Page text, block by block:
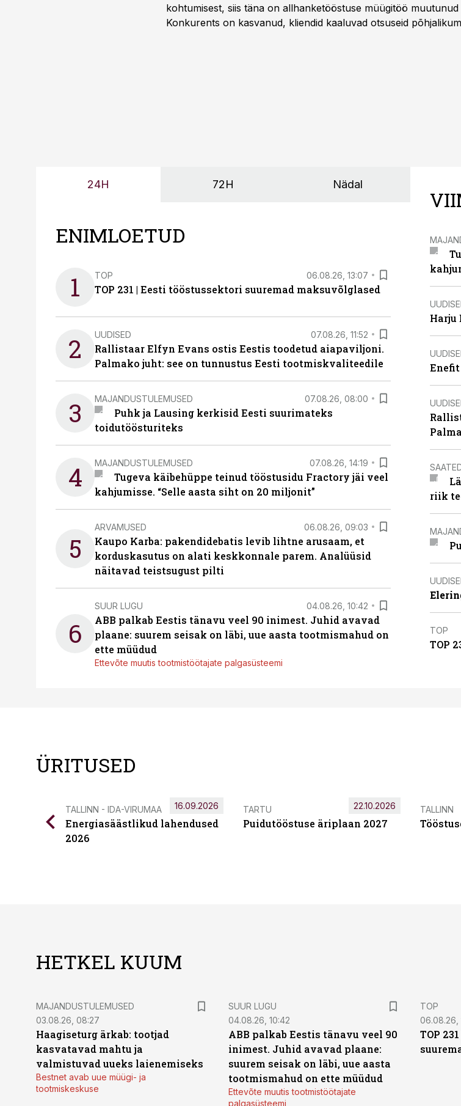
kohtumisest, siis täna on allhanketööstuse müügitöö
Konkurents on kasvanud, kliendid kaaluvad otsuseid
24H 72H Nädal
ENIMLOETUD
1 TOP 06.08.26, 13:07
TOP 231 | Eesti tööstussektori suuremad maksuvõlglased
2 UUDISED 07.08.26, 11:52
Rallistaar Elfyn Evans ostis Eestis toodetud aiapaviljoni.
Palmako juht: see on tunnustus Eesti tootmiskvaliteedile
3 MAJANDUSTULEMUSED 07.08.26, 08:00
Puhk ja Lausing kerkisid Eesti suurimateks
toidutöösturiteks
4 MAJANDUSTULEMUSED 07.08.26, 14:19
Tugeva käibehüppe teinud tööstusidu Fractory jäi veel
kahjumisse. “Selle aasta siht on 20 miljonit”
5
ARVAMUSED 06.08.26, 09:03
Kaupo Karba: pakendidebatis levib lihtne arusaam, et
korduskasutus on alati keskkonnale parem. Analüüsid
näitavad teistsugust pilti
6
SUUR LUGU 04.08.26, 10:42
ABB palkab Eestis tänavu veel 90 inimest. Juhid avavad
plaane: suurem seisak on läbi, uue aasta tootmismahud on
ette müüdud
Ettevõte muutis tootmistöötajate palgasüsteemi
Harju
riik
TOP
TOP
ÜRITUSED
TALLINN - IDA-VIRUMAA
Energiasäästlikud lahendused
2026
16.09.2026 TARTU
Puidutööstuse äriplaan 2027
22.10.2026 TALLINN
HETKEL KUUM
MAJANDUSTULEMUSED
03.08.26, 08:27
Haagiseturg ärkab: tootjad
kasvatavad mahtu ja
valmistuvad uueks laienemiseks
Bestnet avab uue müügi- ja
tootmiskeskuse
SUUR LUGU
04.08.26, 10:42
ABB palkab Eestis tänavu veel 90
inimest. Juhid avavad plaane:
suurem seisak on läbi, uue aasta
tootmismahud on ette müüdud
Ettevõte muutis tootmistöötajate
palgasüsteemi
TOP
06.08.26,
TOP